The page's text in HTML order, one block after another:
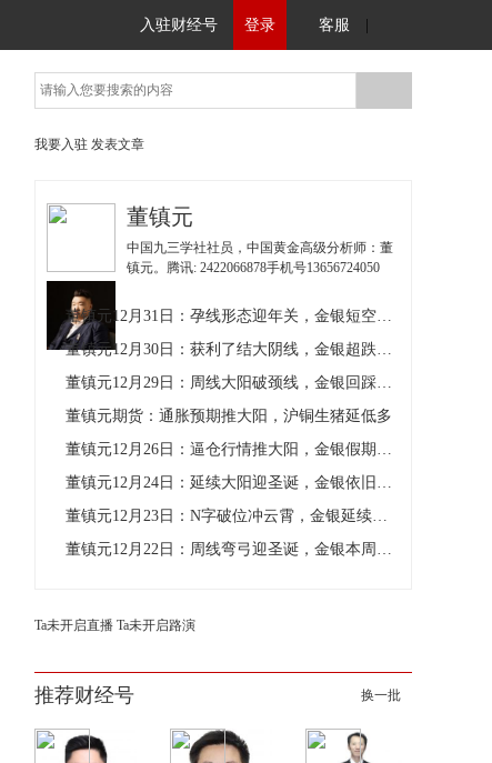
入驻财经号 登录 客服
我要入驻 发表文章
董镇元
中国九三学社社员，中国黄金高级分析师：董
镇元。腾讯: 2422066878手机号13656724050
董镇元12月31日：孕线形态迎年关，金银短空后多
董镇元12月30日：获利了结大阴线，金银超跌做区间
董镇元12月29日：周线大阳破颈线，金银回踩延续多
董镇元期货：通胀预期推大阳，沪铜生猪延低多
董镇元12月26日：逼仓行情推大阳，金银假期延多
董镇元12月24日：延续大阳迎圣诞，金银依旧做多
董镇元12月23日：N字破位冲云霄，金银延续做多
董镇元12月22日：周线弯弓迎圣诞，金银本周依旧多
Ta未开启直播 Ta未开启路演
推荐财经号 换一批